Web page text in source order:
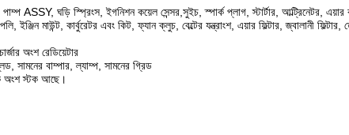
ASSY, ঘড়ি স্প্রিংস, ইগনিশন কয়েল সেন্সর,সুইচ, স্পার্ক প্লাগ, স্টার্টার, আল্ট্রিনেটর, এয়ার
ইঞ্জিন মাউন্ট, কার্বুরেটর এবং কিট, ফ্যান ক্লুচ, বেল্টের যন্ত্রাংশ, এয়ার ফিল্টার, জ্বালানী ফিল্টার,
অংশ রেডিয়েটার
সামনের বাম্পার, ল্যাম্প, সামনের গ্রিড
অংশ স্টক আছে।